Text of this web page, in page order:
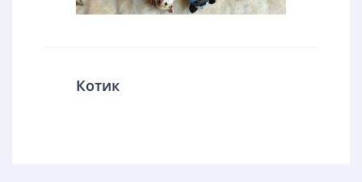
Котик